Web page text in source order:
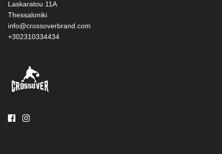
Laskaratou 11Α
Thessaloniki
info@crossoverbrand.com
+302310334434